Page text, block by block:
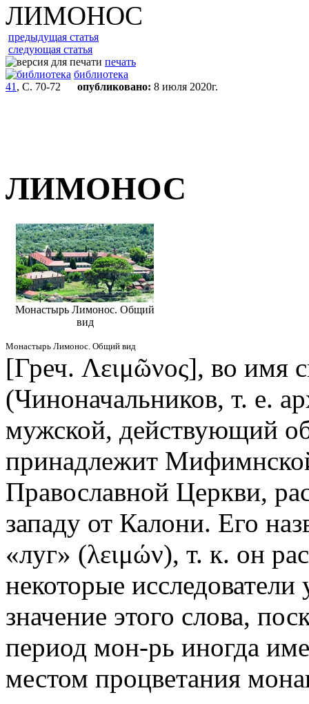
ЛИМОНОС
предыдущая статья
следующая статья
печать
библиотека
41 , С. 70-72 опубликовано: 8 июля 2020г.
ЛИМОНОС
Монастырь Лимонос. Общий
вид
Монастырь Лимонос. Общий вид
[Греч. Λειμῶνος], во имя
(Чиноначальников, т. е.
мужской, действующий
принадлежит
Православной Церкви,
западу от Калони. Его
«луг» (λειμών), т. к. он
некоторые
значение этого слова,
период мон-рь иногда
местом процветания